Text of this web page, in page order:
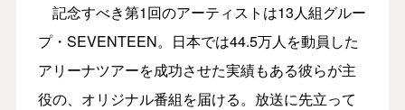
記念すべき第1回のアーティストは13人組グルー
プ・SEVENTEEN。日本では44.5万人を動員した
アリーナツアーを成功させた実績もある彼らが主
役の、オリジナル番組を届ける。放送に先立って